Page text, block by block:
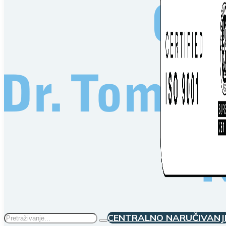
Traži CENTRALNO